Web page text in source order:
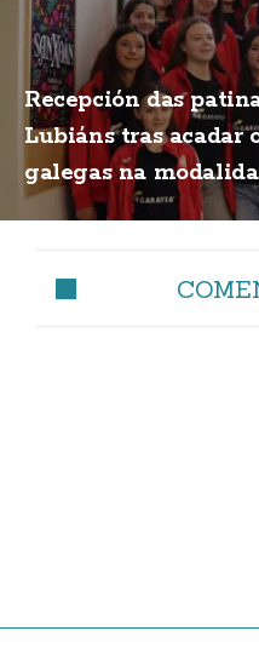
Recepción das
Lubiáns tras acadar
galegas na